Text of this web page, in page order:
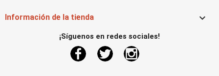
Información de la tienda 
¡Síguenos en redes sociales!
FacebookTwitter